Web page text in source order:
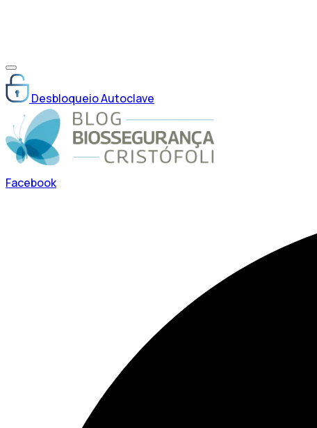
Desbloqueio Autoclave
Facebook